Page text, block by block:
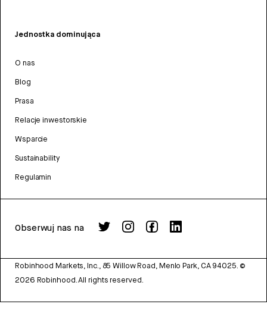
Jednostka dominująca
O nas
Blog
Prasa
Relacje inwestorskie
Wsparcie
Sustainability
Regulamin
Obserwuj nas na
Robinhood Markets, Inc., 85 Willow Road, Menlo Park, CA 94025. ©
2026 Robinhood. All rights reserved.